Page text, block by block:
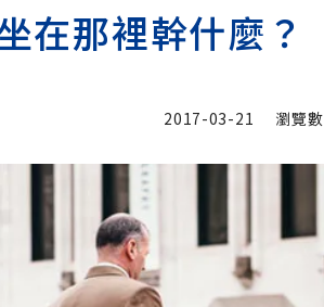
在那裡幹什麼？
2017-03-21 瀏覽數